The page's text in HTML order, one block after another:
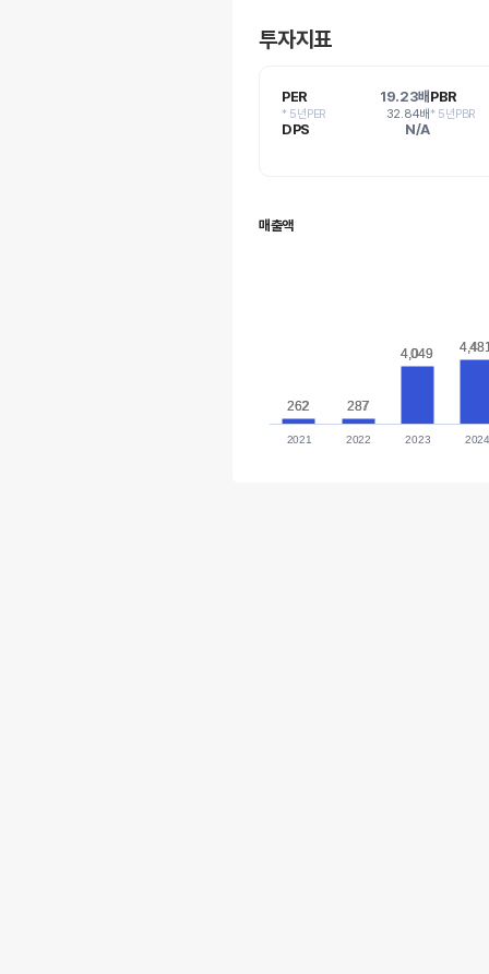
투자지표
PER 19.23배
* 5년PER 32.84배
PBR
* 5년PBR
DPS N/A
매출액
262
262 287
287
4,049
4,049
2021 2022 2023